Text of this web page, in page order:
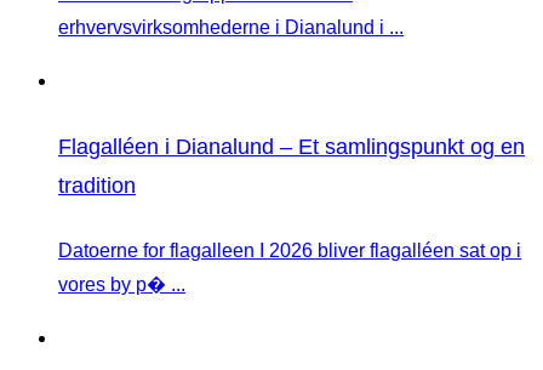
erhvervsvirksomhederne i Dianalund i ...
Flagalléen i Dianalund – Et samlingspunkt og en
tradition
Datoerne for flagalleen I 2026 bliver flagalléen sat op i
vores by p� ...